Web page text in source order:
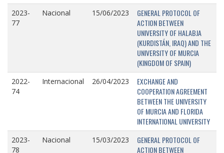
2023-
77
Nacional 15/06/2023
GENERAL PROTOCOL OF
ACTION BETWEEN
UNIVERSITY OF HALABJA
(KURDISTÁN, IRAQ) AND THE
UNIVERSITY OF MURCIA
(KINGDOM OF SPAIN)
2022-
74
Internacional 26/04/2023
EXCHANGE AND
COOPERATION AGREEMENT
BETWEEN THE UNIVERSITY
OF MURCIA AND FLORIDA
INTERNATIONAL UNIVERSITY
2023-
78
Nacional 15/03/2023
GENERAL PROTOCOL OF
ACTION BETWEEN